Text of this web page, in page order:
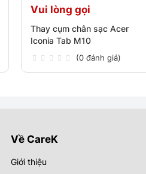
Vui lòng gọi
Thay cụm chân sạc Acer
Iconia Tab M10
(0 đánh giá)
Về CareK
Giới thiệu